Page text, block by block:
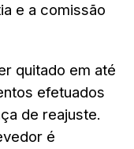
e a comissão
quitado em até
efetuados
de reajuste.
é